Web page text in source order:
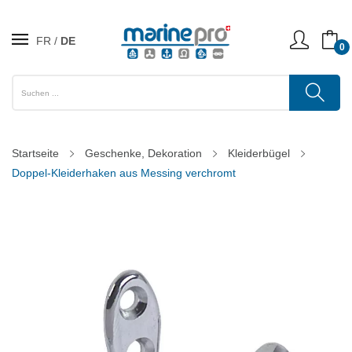
FR DE 0
Startseite Geschenke, Dekoration
Kleiderbügel
Doppel-Kleiderhaken aus Messing verchromt